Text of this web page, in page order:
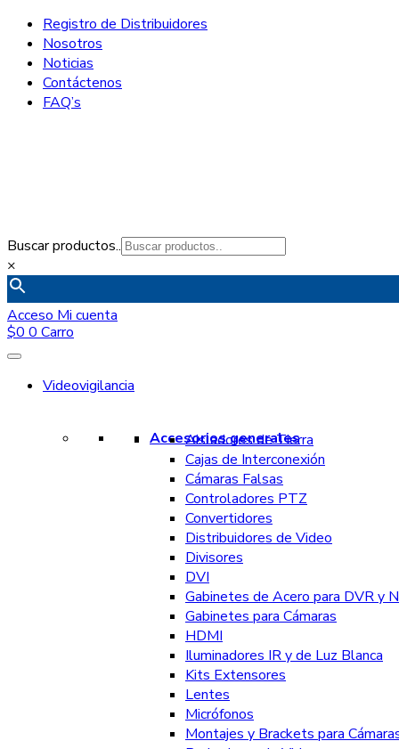
Registro de Distribuidores
Nosotros
Noticias
Contáctenos
FAQ’s
Buscar productos..
×
Acceso Mi cuenta
$0 0 Carro
Videovigilancia
Accesorios generales
Aisladores de Tierra
Cajas de Interconexión
Cámaras Falsas
Controladores PTZ
Convertidores
Distribuidores de Video
Divisores
DVI
Gabinetes de Acero para DVR y
Gabinetes para Cámaras
HDMI
Iluminadores IR y de Luz Blanca
Kits Extensores
Lentes
Micrófonos
Montajes y Brackets para